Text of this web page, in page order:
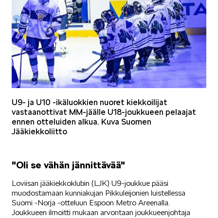
KUVASSA
MEIDÄN ŠKODAMME
U9- ja U10 -ikäluokkien nuoret kiekkoilijat
vastaanottivat MM-jäälle U18-joukkueen pelaajat
ennen otteluiden alkua. Kuva Suomen
Jääkiekkoliitto
"Oli se vähän jännittävää"
Loviisan jääkiekkoklubin (LJK) U9-joukkue pääsi
muodostamaan kunniakujan Pikkuleijonien luistellessa
Suomi -Norja -otteluun Espoon Metro Areenalla.
Joukkueen ilmoitti mukaan arvontaan joukkueenjohtaja